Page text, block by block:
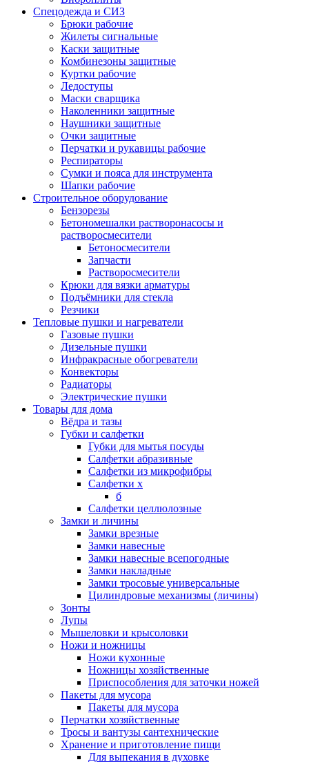
Спецодежда и СИЗ
Брюки рабочие
Жилеты сигнальные
Каски защитные
Комбинезоны защитные
Куртки рабочие
Ледоступы
Маски сварщика
Наколенники защитные
Наушники защитные
Очки защитные
Перчатки и рукавицы рабочие
Респираторы
Сумки и пояса для инструмента
Шапки рабочие
Строительное оборудование
Бензорезы
Бетономешалки растворонасосы и
растворосмесители
Бетоносмесители
Запчасти
Растворосмесители
Крюки для вязки арматуры
Подъёмники для стекла
Резчики
Тепловые пушки и нагреватели
Газовые пушки
Дизельные пушки
Инфракрасные обогреватели
Конвекторы
Радиаторы
Электрические пушки
Товары для дома
Вёдра и тазы
Губки и салфетки
Губки для мытья посуды
Салфетки абразивные
Салфетки из микрофибры
Салфетки х
б
Салфетки целлюлозные
Замки и личины
Замки врезные
Замки навесные
Замки навесные всепогодные
Замки накладные
Замки тросовые универсальные
Цилиндровые механизмы (личины)
Зонты
Лупы
Мышеловки и крысоловки
Ножи и ножницы
Ножи кухонные
Ножницы хозяйственные
Приспособления для заточки ножей
Пакеты для мусора
Пакеты для мусора
Перчатки хозяйственные
Тросы и вантузы сантехнические
Хранение и приготовление пищи
Для выпекания в духовке